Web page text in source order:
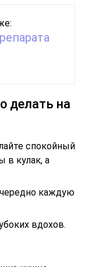
делать на
спокойный
в кулак, а
каждую
вдохов.